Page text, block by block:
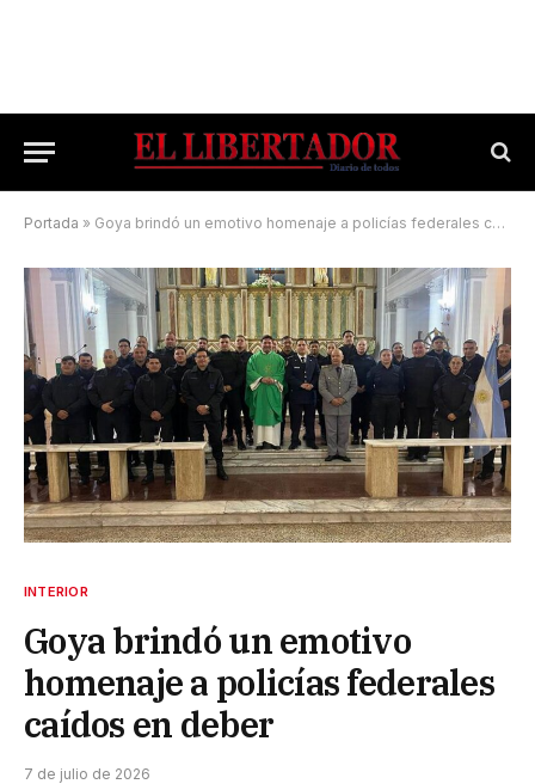
Portada » Goya brindó un emotivo homenaje a policías federales caídos en deber
INTERIOR
Goya brindó un emotivo
homenaje a policías federales
caídos en deber
7 de julio de 2026